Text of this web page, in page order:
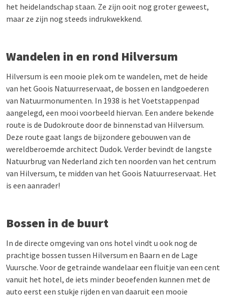
het heidelandschap staan. Ze zijn ooit nog groter geweest,
maar ze zijn nog steeds indrukwekkend.
Wandelen in en rond Hilversum
Hilversum is een mooie plek om te wandelen, met de heide
van het Goois Natuurreservaat, de bossen en landgoederen
van Natuurmonumenten. In 1938 is het Voetstappenpad
aangelegd, een mooi voorbeeld hiervan. Een andere bekende
route is de Dudokroute door de binnenstad van Hilversum.
Deze route gaat langs de bijzondere gebouwen van de
wereldberoemde architect Dudok. Verder bevindt de langste
Natuurbrug van Nederland zich ten noorden van het centrum
van Hilversum, te midden van het Goois Natuurreservaat. Het
is een aanrader!
Bossen in de buurt
In de directe omgeving van ons hotel vindt u ook nog de
prachtige bossen tussen Hilversum en Baarn en de Lage
Vuursche. Voor de getrainde wandelaar een fluitje van een cent
vanuit het hotel, de iets minder beoefenden kunnen met de
auto eerst een stukje rijden en van daaruit een mooie